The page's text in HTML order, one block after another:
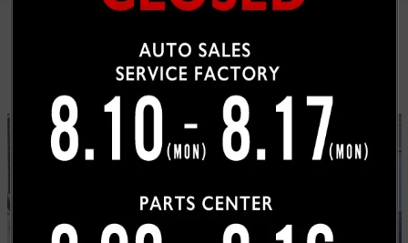
CUSTOM CAR GALLERY
カスタムカーギャラリー